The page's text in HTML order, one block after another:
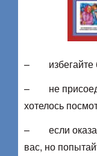
– избегайте
– не
хотелось
– если
вас, но